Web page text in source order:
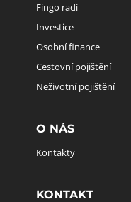
Fingo radí
Investice
Osobní finance
Cestovní pojištění
Neživotní pojištění
O NÁS
Kontakty
KONTAKT